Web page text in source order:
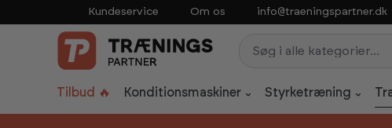
to main content
Skip to main navigation
Kundeservice Om os info@traeningspartner.dk
Tilbud 🔥 Konditionsmaskiner Styrketræning